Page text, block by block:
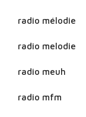
radio mélodie
radio melodie
radio meuh
radio mfm